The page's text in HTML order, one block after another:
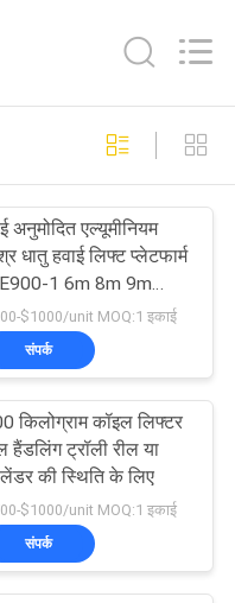
स्टेकर
155
पैलेट
29
अनुमोदित एल्यूमीनियम
धातु हवाई लिफ्ट प्लेटफार्म
1 6m 8m 9m
$1000/unit MOQ:1 इकाई
संपर्क
किलोग्राम कॉइल लिफ्टर
हैंडलिंग ट्रॉली रील या
की स्थिति के लिए
$1000/unit MOQ:1 इकाई
संपर्क